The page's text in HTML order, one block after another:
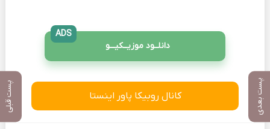
پست بعدی پست قبلی
دانلــود موزیــکیـــو
ADS
کانال روبیکا پاور اینستا